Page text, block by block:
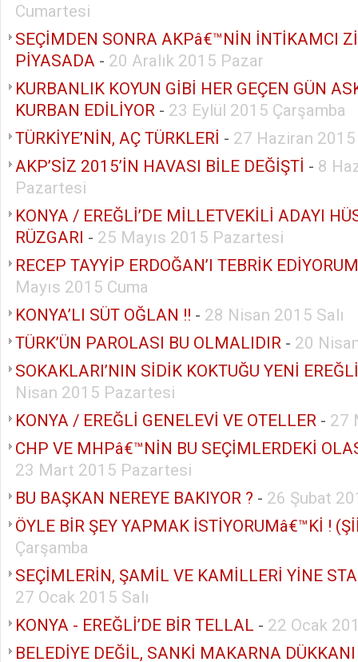
Cumartesi
SEÇİMDEN SONRA AKPâ€™NİN İNTİKAMCI
PİYASADA - 20 Aralık 2015 Pazar
KURBANLIK KOYUN GİBİ HER GEÇEN GÜN
KURBAN EDİLİYOR - 23 Eylül 2015 Çarşamba
TÜRKİYE’NİN, AÇ TÜRKLERİ - 27 Haziran
AKP’SİZ 2015’İN HAVASI BİLE DEĞİŞTİ - 8
Pazartesi
KONYA / EREĞLİ’DE MİLLETVEKİLİ ADAYI
RÜZGARI - 25 Mayıs 2015 Pazartesi
RECEP TAYYİP ERDOĞAN’I TEBRİK
Mayıs 2015 Cuma
KONYA’LI SÜT OĞLAN !! - 28 Nisan 2015 Salı
TÜRK’ÜN PAROLASI BU OLMALIDIR - 20
SOKAKLARI’NIN SİDİK KOKTUĞU YENİ
Nisan 2015 Pazartesi
KONYA / EREĞLİ GENELEVİ VE OTELLER - 27
CHP VE MHPâ€™NİN BU SEÇİMLERDEKİ
23 Mart 2015 Pazartesi
BU BAŞKAN NEREYE BAKIYOR ? - 26 Şubat
ÖYLE BİR ŞEY YAPMAK İSTİYORUMâ€™Kİ !
Çarşamba
SEÇİMLERİN, ŞAMİL VE KAMİLLERİ YİNE
27 Ocak 2015 Salı
KONYA - EREĞLİ’DE BİR TELLAL - 22 Ocak
BELEDİYE DEĞİL, SANKİ MAKARNA DÜKKANI